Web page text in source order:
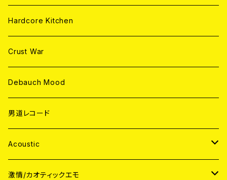
Hardcore Kitchen
Crust War
Debauch Mood
男道レコード
Acoustic
JAPAN
激情/カオティックエモ